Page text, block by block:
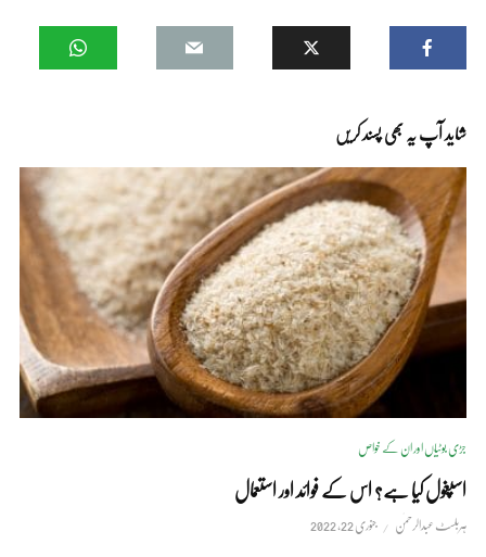
شاید آپ یہ بھی پسند کریں
جڑی بوٹیاں اور ان کے خواص
اسپغول کیا ہے؟ اس کے فوائد اور استعمال
ہربلسٹ عبدالرحمٰن جنوری 22, 2022